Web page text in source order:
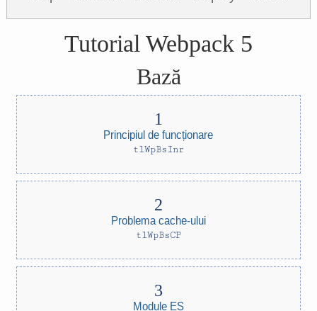
Tutorial Webpack 5
Bază
Principiul de funcționare
tlWpBsInr
Problema cache-ului
tlWpBsCP
Module ES